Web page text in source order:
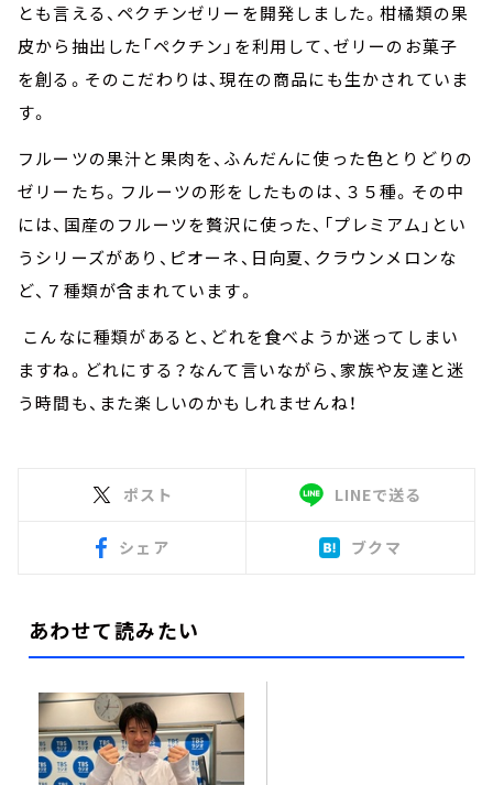
とも言える、ペクチンゼリーを開発しました。柑橘類の果
皮から抽出した「ペクチン」を利用して、ゼリーのお菓子
を創る。そのこだわりは、現在の商品にも生かされていま
す。
フルーツの果汁と果肉を、ふんだんに使った色とりどりの
ゼリーたち。フルーツの形をしたものは、３５種。その中
には、国産のフルーツを贅沢に使った、「プレミアム」とい
うシリーズがあり、ピオーネ、日向夏、クラウンメロンな
ど、７種類が含まれています。
こんなに種類があると、どれを食べようか迷ってしまい
ますね。どれにする？なんて言いながら、家族や友達と迷
う時間も、また楽しいのかもしれませんね！
ポスト LINEで送る
シェア ブクマ
あわせて読みたい